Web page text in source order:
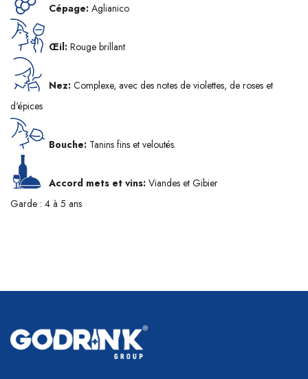
Cépage: Aglianico
Œil: Rouge brillant
Nez: Complexe, avec des notes de violettes, de roses et
d'épices
Bouche: Tanins fins et veloutés.
Accord mets et vins: Viandes et Gibier
Garde : 4 à 5 ans